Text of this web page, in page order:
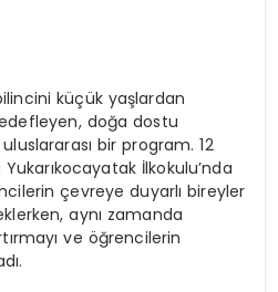
küçük yaşlardan
doğa dostu
bir program. 12
İlkokulu’nda
çevreye duyarlı bireyler
aynı zamanda
ve öğrencilerin